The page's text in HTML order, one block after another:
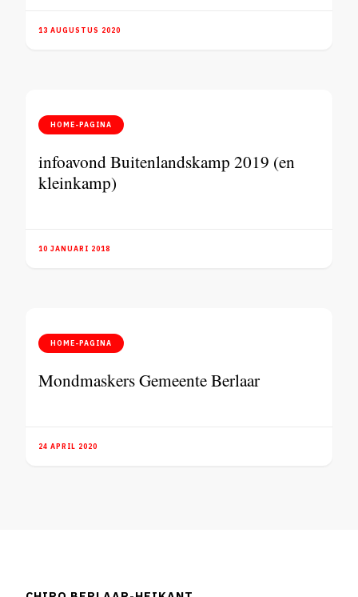
13 AUGUSTUS 2020
HOME-PAGINA
infoavond Buitenlandskamp 2019 (en
kleinkamp)
10 JANUARI 2018
HOME-PAGINA
Mondmaskers Gemeente Berlaar
24 APRIL 2020